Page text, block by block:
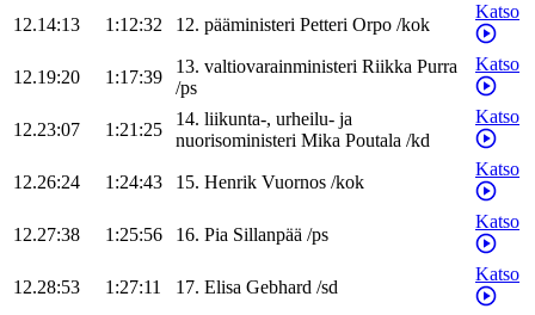
12.14:13 1:12:32 12. pääministeri Petteri Orpo /kok
Katso
12.19:20 1:17:39
13. valtiovarainministeri Riikka Purra
/ps
Katso
12.23:07 1:21:25
14. liikunta-, urheilu- ja
nuorisoministeri Mika Poutala /kd
Katso
12.26:24 1:24:43 15. Henrik Vuornos /kok
Katso
12.27:38 1:25:56 16. Pia Sillanpää /ps
Katso
12.28:53 1:27:11 17. Elisa Gebhard /sd
Katso